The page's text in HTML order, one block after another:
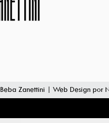
Beba Zanettini | Web Design por